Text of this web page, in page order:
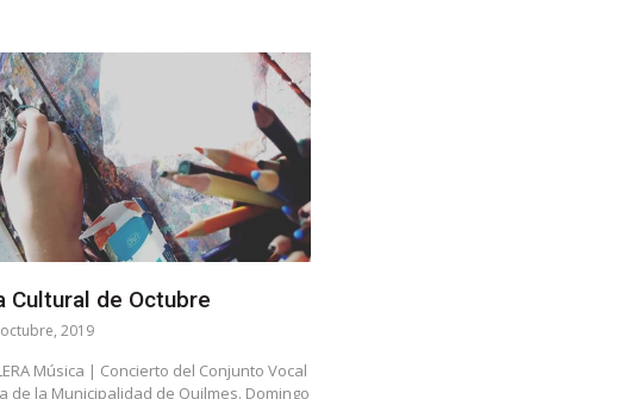
Cultural de Octubre
2019
Música | Concierto del Conjunto Vocal
de la Municipalidad de Quilmes. Domingo